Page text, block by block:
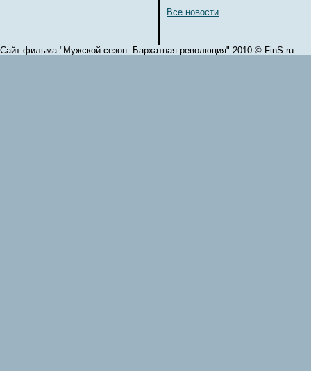
Все новости
Сайт фильма "Мужской сезон. Бархатная революция" 2010 © FinS.ru